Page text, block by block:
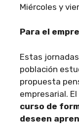
Miércoles y
Para el
Estas
población
propuesta
empresarial.
curso de
deseen